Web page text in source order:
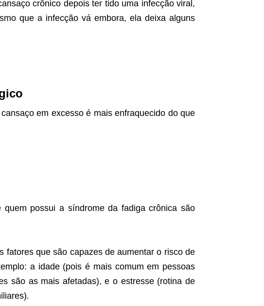
crônico depois ter tido uma infecção viral,
que a infecção vá embora, ela deixa alguns
em excesso é mais enfraquecido do que
possui a síndrome da fadiga crônica são
fatores que são capazes de aumentar o risco de
a idade (pois é mais comum em pessoas
são as mais afetadas), e o estresse (rotina de